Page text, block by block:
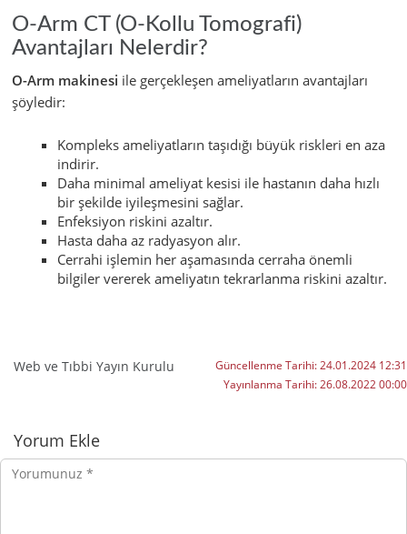
O-Arm CT (O-Kollu Tomografi)
Avantajları Nelerdir?
O-Arm makinesi ile gerçekleşen ameliyatların avantajları
şöyledir:
Kompleks ameliyatların taşıdığı büyük riskleri en aza
indirir.
Daha minimal ameliyat kesisi ile hastanın daha hızlı
bir şekilde iyileşmesini sağlar.
Enfeksiyon riskini azaltır.
Hasta daha az radyasyon alır.
Cerrahi işlemin her aşamasında cerraha önemli
bilgiler vererek ameliyatın tekrarlanma riskini azaltır.
Web ve Tıbbi Yayın Kurulu Güncellenme Tarihi:24.01.2024 12:31
Yayınlanma Tarihi:26.08.2022 00:00
Yorumlar
Yorum Ekle
Yorumunuz